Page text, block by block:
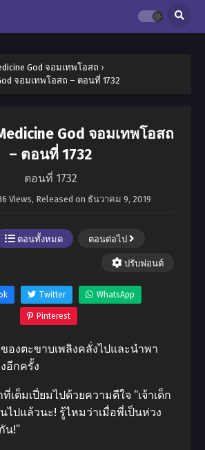
God จอมเทพโอสถ ›
จอมเทพโอสถ – ตอนที่ 1732
God จอมเทพโอสถ
– ตอนที่ 1732
ตอนที่ 1732
Views, Released on ธันวาคม 9, 2019
ตอนทั้งหมด ตอนต่อไป
ปรับฟอนต์
Twitter WhatsApp
Pinterest
ของตะขาบเพลิงคลั่งไปและนำพา
อีกครั้ง
ต็มเปี่ยมไปด้วยความดีใจ “เจ้าเด็ก
ไปแล้วนะ! รู้ไหมว่าเมื่อพี่เป็นห่วง
น!”